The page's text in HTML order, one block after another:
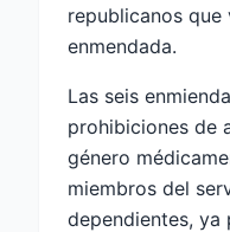
republicanos
enmendada.
Las seis
prohibiciones de
género
miembros del
dependientes, ya